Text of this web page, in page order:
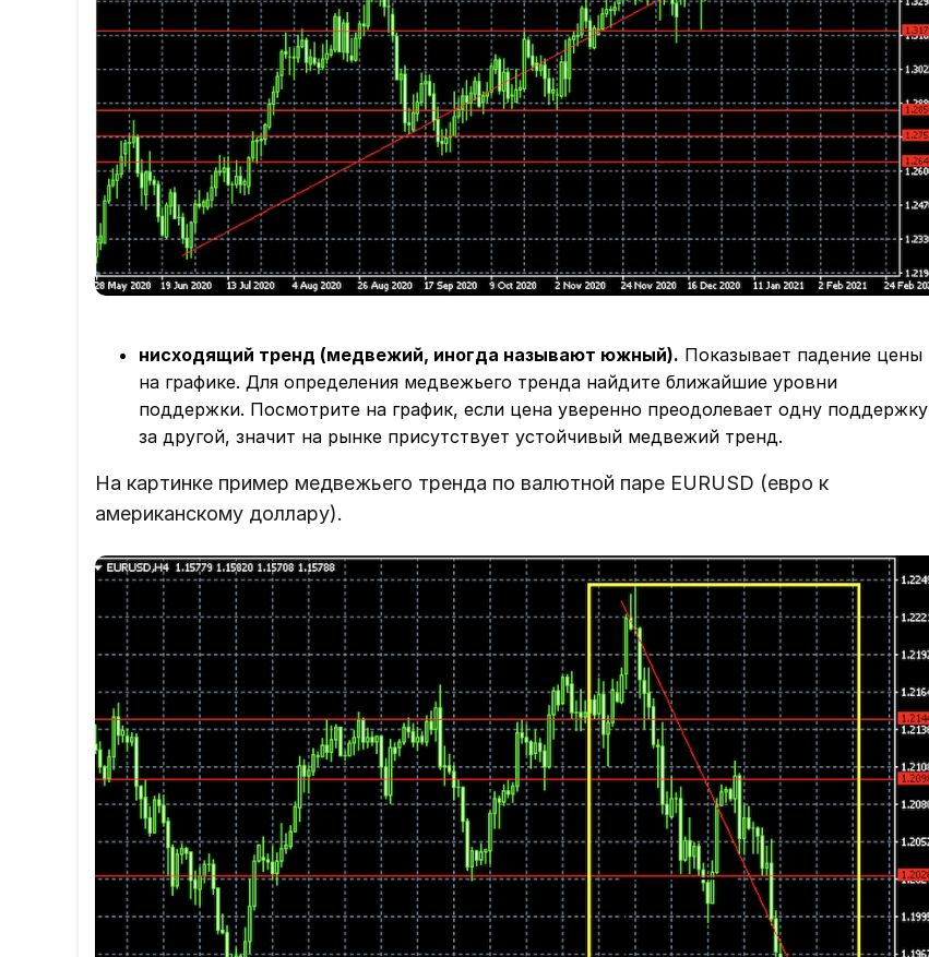
нисходящий тренд (медвежий, иногда называют южный). Показывает падение цены
на графике. Для определения медвежьего тренда найдите ближайшие уровни
поддержки. Посмотрите на график, если цена уверенно преодолевает одну поддержку
за другой, значит на рынке присутствует устойчивый медвежий тренд.
На картинке пример медвежьего тренда по валютной паре EURUSD (евро к
американскому доллару).